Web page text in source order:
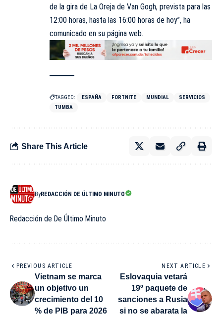
de la gira de La Oreja de Van Gogh, prevista para las
12:00 horas, hasta las 16:00 horas de hoy”, ha
comunicado en su página web.
TAGGED: ESPAÑA FORTNITE MUNDIAL
SERVICIOS
TUMBA
Share This Article
ByREDACCIÓN DE ÚLTIMO MINUTO
Redacción de De Último Minuto
PREVIOUS ARTICLE
Vietnam se marca
un objetivo un
crecimiento del 10
% de PIB para 2026
NEXT ARTICLE
Eslovaquia vetará
19º paquete de
sanciones a Rusia
si no se abarata la